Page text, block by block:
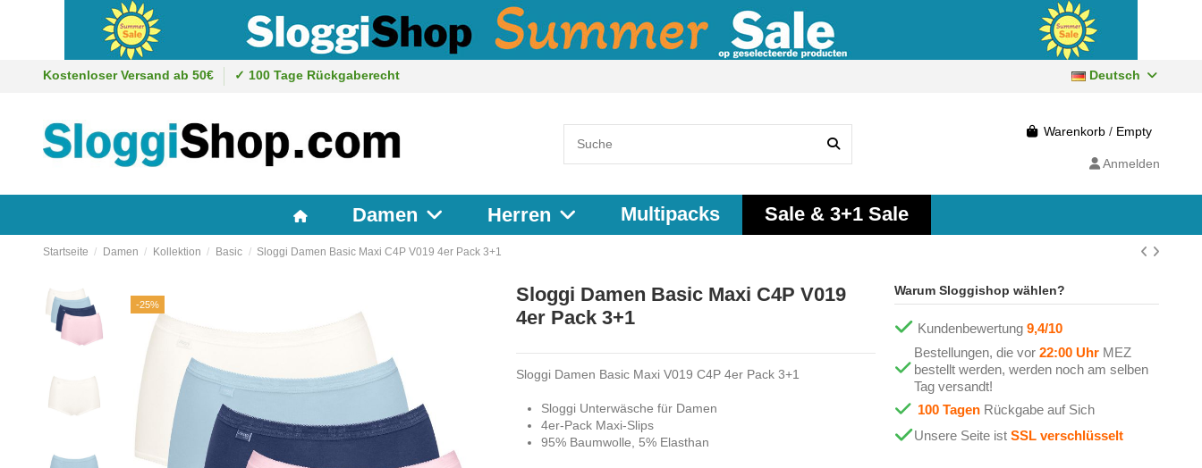
Kostenloser Versand ab 50€ ✓ 100 Tage Rückgaberecht Deutsch
Warenkorb / Empty
Anmelden
Damen Herren Multipacks Sale & 3+1 Sale
Startseite Damen Kollektion Basic Sloggi Damen Basic Maxi C4P V019 4er Pack 3+1
-25%
Sloggi Damen Basic Maxi C4P V019
4er Pack 3+1
Sloggi Damen Basic Maxi V019 C4P 4er Pack 3+1
Sloggi Unterwäsche für Damen
4er-Pack Maxi-Slips
95% Baumwolle, 5% Elasthan
Warum Sloggishop wählen?
Kundenbewertung 9,4/10
Bestellungen, die vor 22:00 UhrMEZ
bestellt werden, werden noch am selben
Tag versandt!
100 TagenRückgabe auf Sich
Unsere Seite ist SSL verschlüsselt